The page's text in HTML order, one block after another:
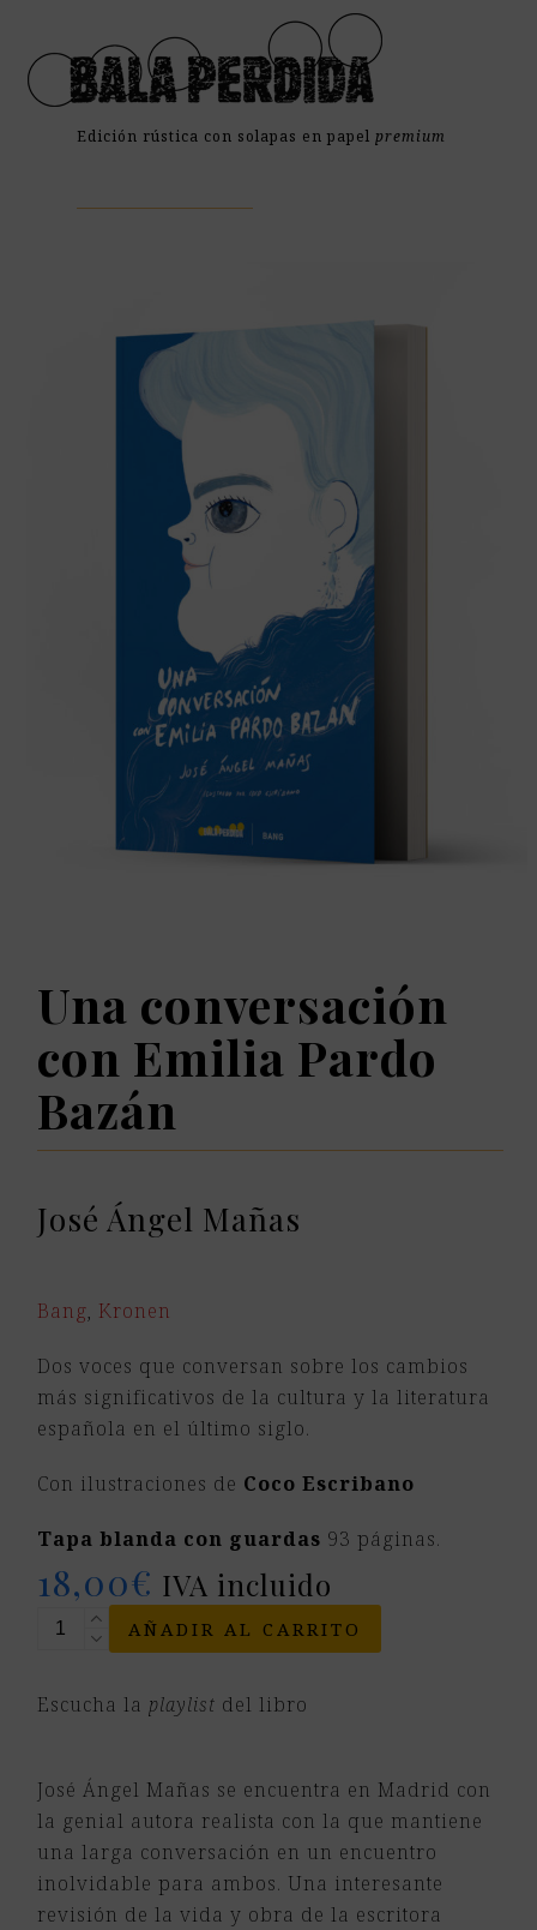
content
mobile
menu
mobile
menu
Edición rústica con solapas en papelpremium
Una conversación
con Emilia Pardo
Bazán
José Ángel Mañas
Bang, Kronen
Dos voces que conversan sobre los cambios
más significativos de la cultura y la literatura
española en el último siglo.
Con ilustraciones de Coco Escribano
Tapa blanda con guardas 93 páginas.
18,00€ IVA incluido
Una
conversación
Emilia
Bazán
cantidad
AÑADIR AL CARRITO
Escucha la playlist del libro
José Ángel Mañas se encuentra en Madrid con
la genial autora realista con la que mantiene
una larga conversación en un encuentro
inolvidable para ambos. Una interesante
revisión de la vida y obra de la escritora